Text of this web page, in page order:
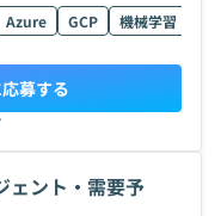
Azure GCP 機械学習
募する
ェント・需要予